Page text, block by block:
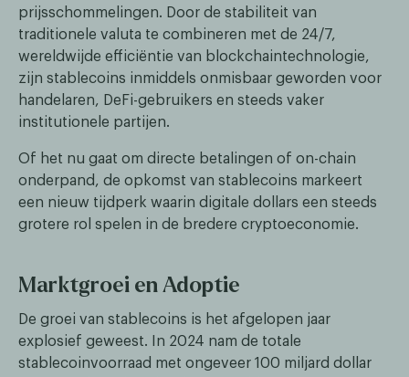
prijsschommelingen. Door de stabiliteit van
traditionele valuta te combineren met de 24/7,
wereldwijde efficiëntie van blockchaintechnologie,
zijn stablecoins inmiddels onmisbaar geworden voor
handelaren, DeFi-gebruikers en steeds vaker
institutionele partijen.
Of het nu gaat om directe betalingen of on-chain
onderpand, de opkomst van stablecoins markeert
een nieuw tijdperk waarin digitale dollars een steeds
grotere rol spelen in de bredere cryptoeconomie.
Marktgroei en Adoptie
De groei van stablecoins is het afgelopen jaar
explosief geweest. In 2024 nam de totale
stablecoinvoorraad met ongeveer 100 miljard dollar